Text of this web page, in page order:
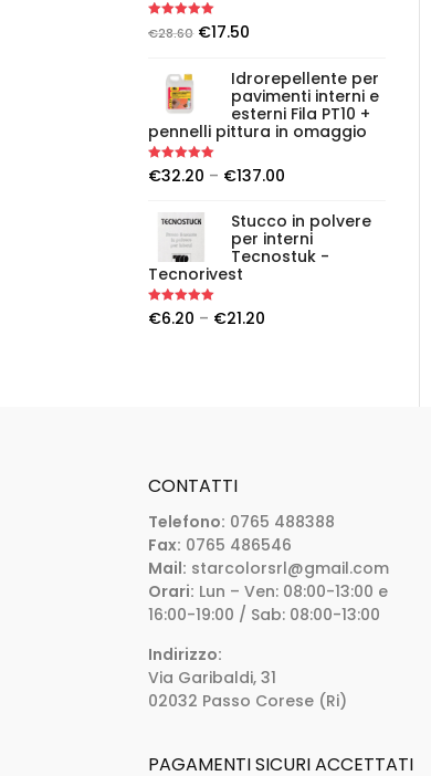
Rated5.00
out of 5
€28.60 €17.50
Idrorepellente per
pavimenti interni e
esterni Fila PT10 +
pennelli pittura in omaggio
Rated 5.00
out of 5
€32.20 – €137.00
Stucco in polvere
per interni
Tecnostuk -
Tecnorivest
Rated5.00
out of 5
€6.20 – €21.20
CONTATTI
Telefono: 0765 488388
Fax: 0765 486546
Mail: starcolorsrl@gmail.com
Orari: Lun – Ven: 08:00-13:00 e
16:00-19:00 / Sab: 08:00-13:00
Indirizzo:
Via Garibaldi, 31
02032 Passo Corese (Ri)
PAGAMENTI SICURI ACCETTATI